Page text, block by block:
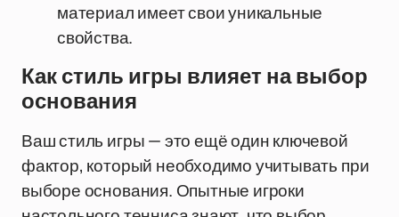
материал имеет свои уникальные
свойства.
Как стиль игры влияет на выбор
основания
Ваш стиль игры — это ещё один ключевой
фактор, который необходимо учитывать при
выборе основания. Опытные игроки